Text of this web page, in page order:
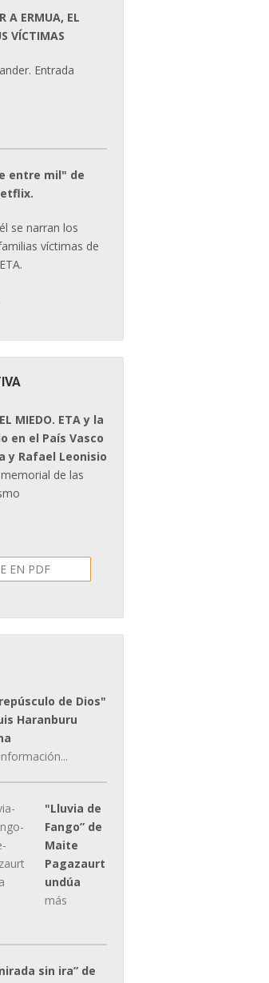
A ERMUA, EL
VÍCTIMAS
Entrada
entre mil" de
se narran los
víctimas de
MIEDO. ETA y la
en el País Vasco
y Rafael Leonisio
de las
EN PDF
de Dios"
Haranburu
"Lluvia de
Fango” de
Maite
Pagazaurt
undúa
más
sin ira” de